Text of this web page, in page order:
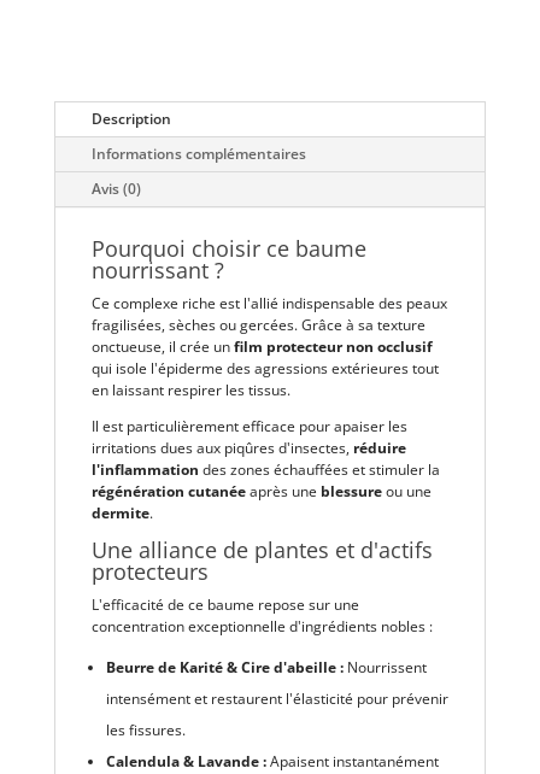
Description
Informations complémentaires
Avis (0)
Pourquoi choisir ce baume
nourrissant ?
Ce complexe riche est l'allié indispensable des peaux
fragilisées, sèches ou gercées. Grâce à sa texture
onctueuse, il crée unfilm protecteur non occlusif
qui isole l'épiderme des agressions extérieures tout
en laissant respirer les tissus.
Il est particulièrement efficace pour apaiser les
irritations dues aux piqûres d'insectes, réduire
l'inflammation des zones échauffées et stimuler la
régénération cutanéeaprès une blessureou une
dermite.
Une alliance de plantes et d'actifs
protecteurs
L'efficacité de ce baume repose sur une
concentration exceptionnelle d'ingrédients nobles :
Beurre de Karité & Cire d'abeille :Nourrissent
intensément et restaurent l'élasticité pour prévenir
les fissures.
Calendula & Lavande :Apaisent instantanément